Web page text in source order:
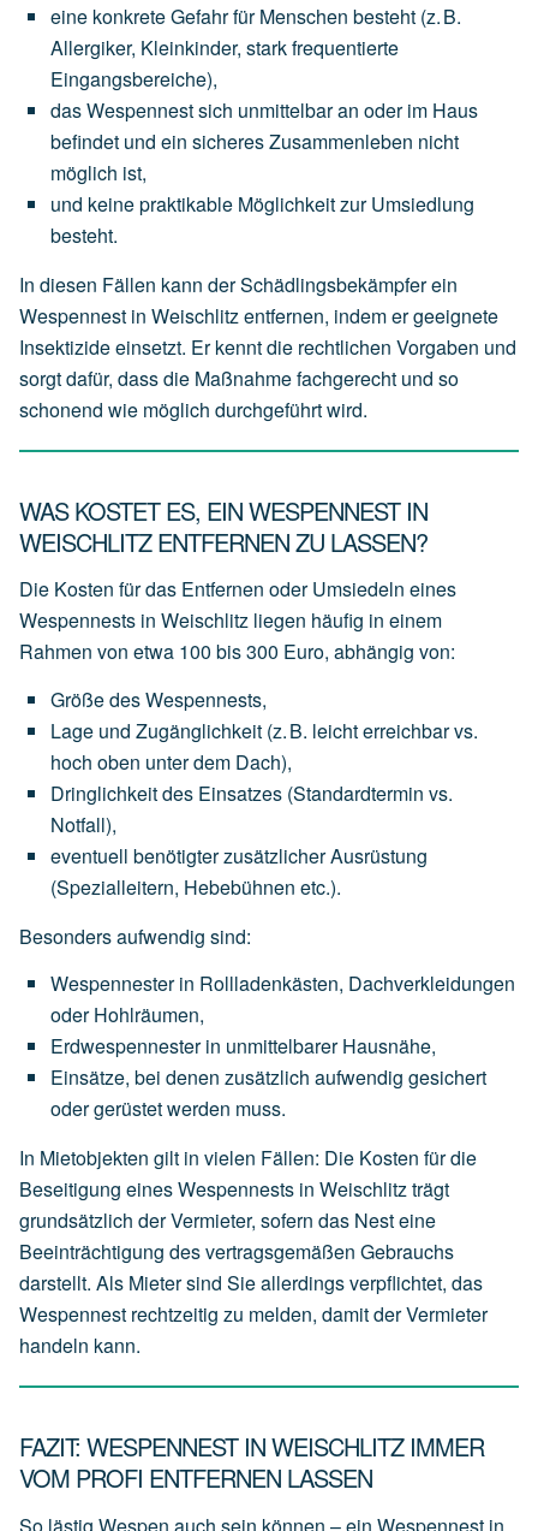
eine konkrete Gefahr für Menschen besteht (z.B.
Allergiker, Kleinkinder, starkfrequentierte
Eingangsbereiche),
dasWespennestsich unmittelbar an oder im Haus
befindet und ein sicheresZusammenleben nicht
möglich ist,
und keinepraktikable Möglichkeitzur Umsiedlung
besteht.
In diesen Fällen kann der Schädlingsbekämpfer ein
Wespennest in Weischlitz entfernen, indem er geeignete
Insektizide einsetzt. Er kennt die rechtlichen Vorgaben und
sorgt dafür, dass die Maßnahme fachgerecht und so
schonend wie möglich durchgeführt wird.
WAS KOSTET ES, EIN WESPENNEST IN
WEISCHLITZ ENTFERNEN ZU LASSEN?
Die Kosten für das Entfernen oder Umsiedeln eines
Wespennests in Weischlitz liegen häufig in einem
Rahmen von etwa 100 bis 300 Euro, abhängig von:
Größe des Wespennests,
Lage und Zugänglichkeit (z.B. leichterreichbarvs.
hoch oben unterdem Dach),
Dringlichkeit des Einsatzes (Standardtermin vs.
Notfall),
eventuell benötigterzusätzlicher Ausrüstung
(Spezialleitern, Hebebühnen etc.).
Besonders aufwendig sind:
Wespennester in Rollladenkästen, Dachverkleidungen
oder Hohlräumen,
Erdwespennester in unmittelbarer Hausnähe,
Einsätze, bei denen zusätzlich aufwendig gesichert
odergerüstetwerden muss.
In Mietobjekten gilt in vielen Fällen: Die Kosten für die
Beseitigung eines Wespennests in Weischlitz trägt
grundsätzlich derVermieter, sofern das Nest eine
Beeinträchtigung des vertragsgemäßen Gebrauchs
darstellt. Als Mieter sind Sie allerdings verpflichtet, das
Wespennest rechtzeitig zu melden, damit der Vermieter
handeln kann.
FAZIT: WESPENNEST IN WEISCHLITZ IMMER
VOM PROFI ENTFERNEN LASSEN